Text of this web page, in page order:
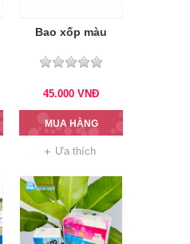
Bao xốp màu
45.000 VNĐ
MUA HÀNG
Ưa thích